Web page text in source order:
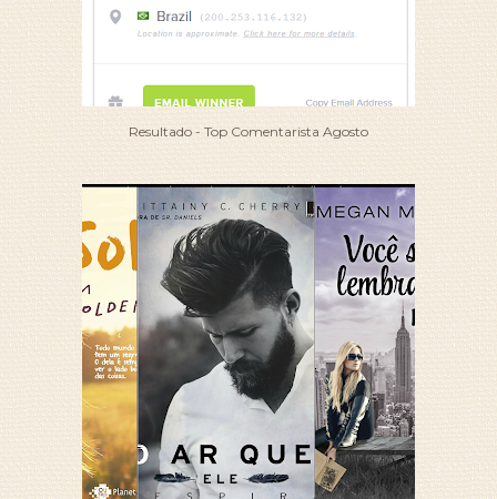
Resultado - Top Comentarista Agosto